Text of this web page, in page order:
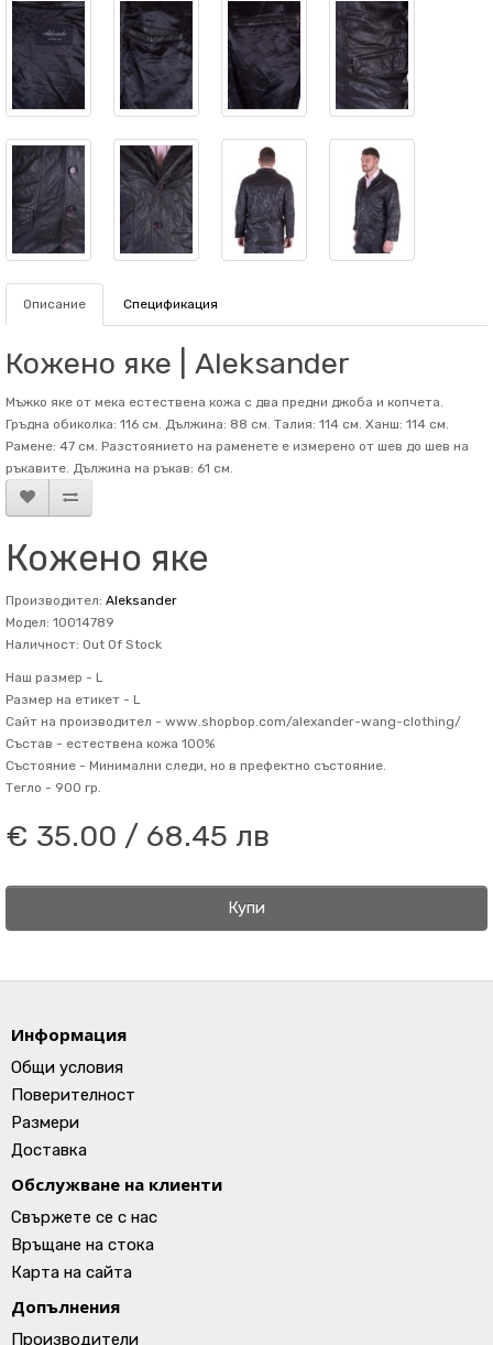
Описание Спецификация
Кожено яке | Aleksander
Мъжко яке от мека естествена кожа с два предни джоба и копчета.
Гръдна обиколка: 116 см. Дължина: 88 см. Талия: 114 см. Ханш: 114 см.
Рамене: 47 см. Разстоянието на раменете е измерено от шев до шев на
ръкавите. Дължина на ръкав: 61 см.
Кожено яке
Производител: Aleksander
Модел: 10014789
Наличност: Out Of Stock
Наш размер - L
Размер на етикет - L
Сайт на производител - www.shopbop.com/alexander-wang-clothing/
Състав - естествена кожа 100%
Състояние - Минимални следи, но в префектно състояние.
Тегло - 900 гр.
€ 35.00 / 68.45 лв
Купи
Информация
Общи условия
Поверителност
Размери
Доставка
Обслужване на клиенти
Свържете се с нас
Връщане на стока
Карта на сайта
Допълнения
Производители